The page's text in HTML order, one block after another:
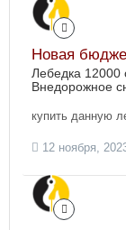
Новая
Лебедка 12000
Внедорожное
купить данную
12 ноября,